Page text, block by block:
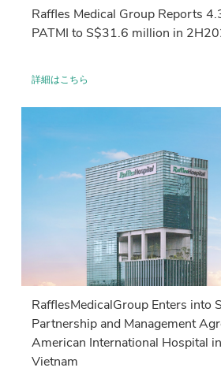
Raffles Medical Group Reports
PATMI to S$31.6 million in
詳細はこちら
RafflesMedicalGroup Enters into
Partnership and Management
American International Hospital
Vietnam